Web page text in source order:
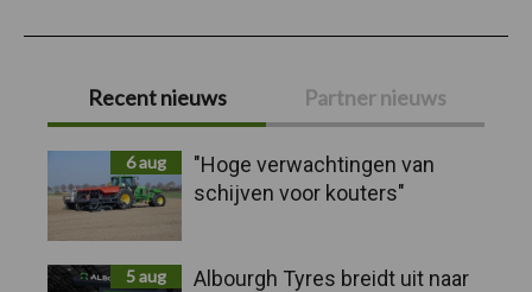
ZEDELGEM
VOOR
PERSONEN
Primaire
Sidebar
Recent nieuws Partner nieuws
6 aug
"Hoge verwachtingen van
schijven voor kouters"
5 aug
Albourgh Tyres breidt uit naar